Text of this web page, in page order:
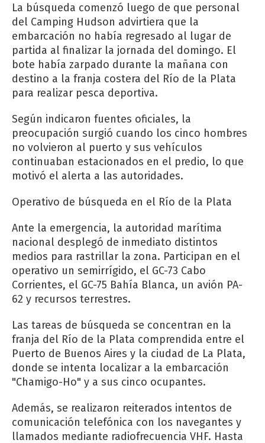
La búsqueda comenzó luego de que personal
del Camping Hudson advirtiera que la
embarcación no había regresado al lugar de
partida al finalizar la jornada del domingo. El
bote había zarpado durante la mañana con
destino a la franja costera del Río de la Plata
para realizar pesca deportiva.
Según indicaron fuentes oficiales, la
preocupación surgió cuando los cinco hombres
no volvieron al puerto y sus vehículos
continuaban estacionados en el predio, lo que
motivó el alerta a las autoridades.
Operativo de búsqueda en el Río de la Plata
Ante la emergencia, la autoridad marítima
nacional desplegó de inmediato distintos
medios para rastrillar la zona. Participan en el
operativo un semirrígido, el GC-73 Cabo
Corrientes, el GC-75 Bahía Blanca, un avión PA-
62 y recursos terrestres.
Las tareas de búsqueda se concentran en la
franja del Río de la Plata comprendida entre el
Puerto de Buenos Aires y la ciudad de La Plata,
donde se intenta localizar a la embarcación
"Chamigo-Ho" y a sus cinco ocupantes.
Además, se realizaron reiterados intentos de
comunicación telefónica con los navegantes y
llamados mediante radiofrecuencia VHF. Hasta